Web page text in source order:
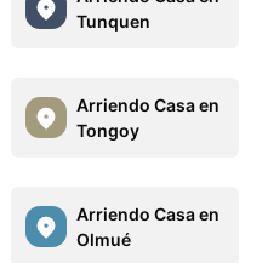
Tunquen
Arriendo Casa en
Tongoy
Arriendo Casa en
Olmué